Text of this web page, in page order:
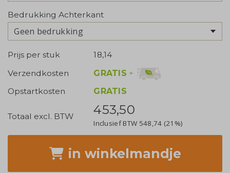
Bedrukking Achterkant
Geen bedrukking
Prijs per stuk
18,14
Verzendkosten
GRATIS +
Opstartkosten
GRATIS
Totaal excl. BTW 453,50
Inclusief BTW 548,74 (21%)
in winkelmandje